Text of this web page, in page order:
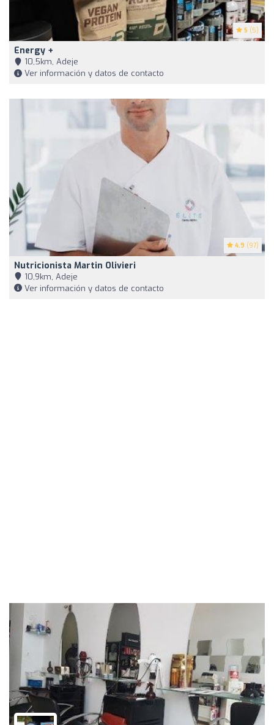
5 (5)
Energy +
10,5km, Adeje
Ver información y datos de contacto
4.9 (97)
Nutricionista Martin Olivieri
10,9km, Adeje
Ver información y datos de contacto